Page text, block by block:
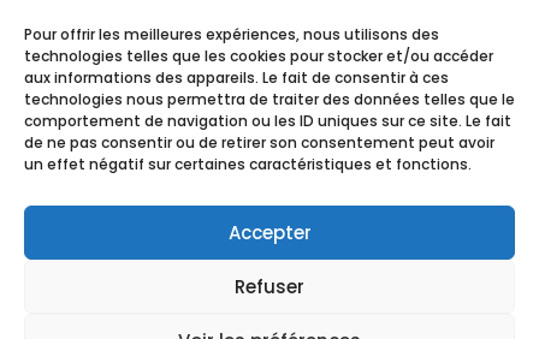
Pour offrir les meilleures expériences, nous utilisons des
technologies telles que les cookies pour stocker et/ou accéder
aux informations des appareils. Le fait de consentir à ces
technologies nous permettra de traiter des données telles que le
comportement de navigation ou les ID uniques sur ce site. Le fait
de ne pas consentir ou de retirer son consentement peut avoir
un effet négatif sur certaines caractéristiques et fonctions.
Accepter
Refuser